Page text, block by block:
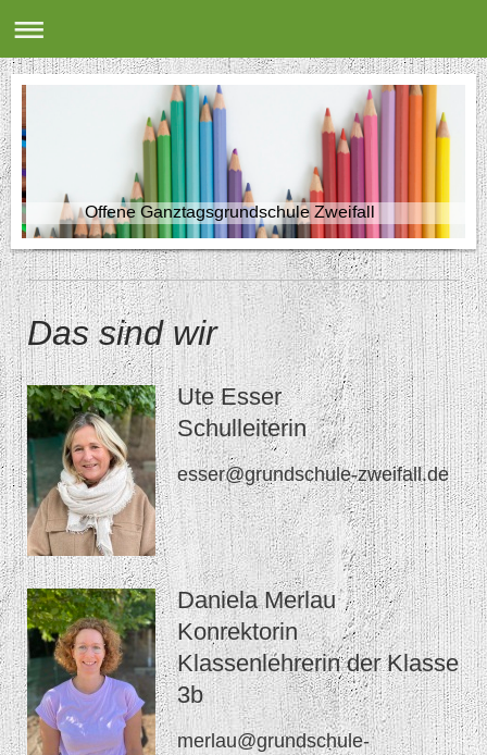
Offene Ganztagsgrundschule Zweifall
Das sind wir
Ute Esser
Schulleiterin
esser@grundschule-zweifall.de
Daniela Merlau
Konrektorin
Klassenlehrerin der Klasse
3b
merlau@grundschule-